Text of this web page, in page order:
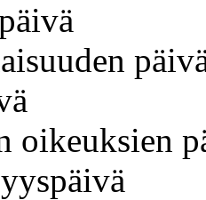
oikeuksien